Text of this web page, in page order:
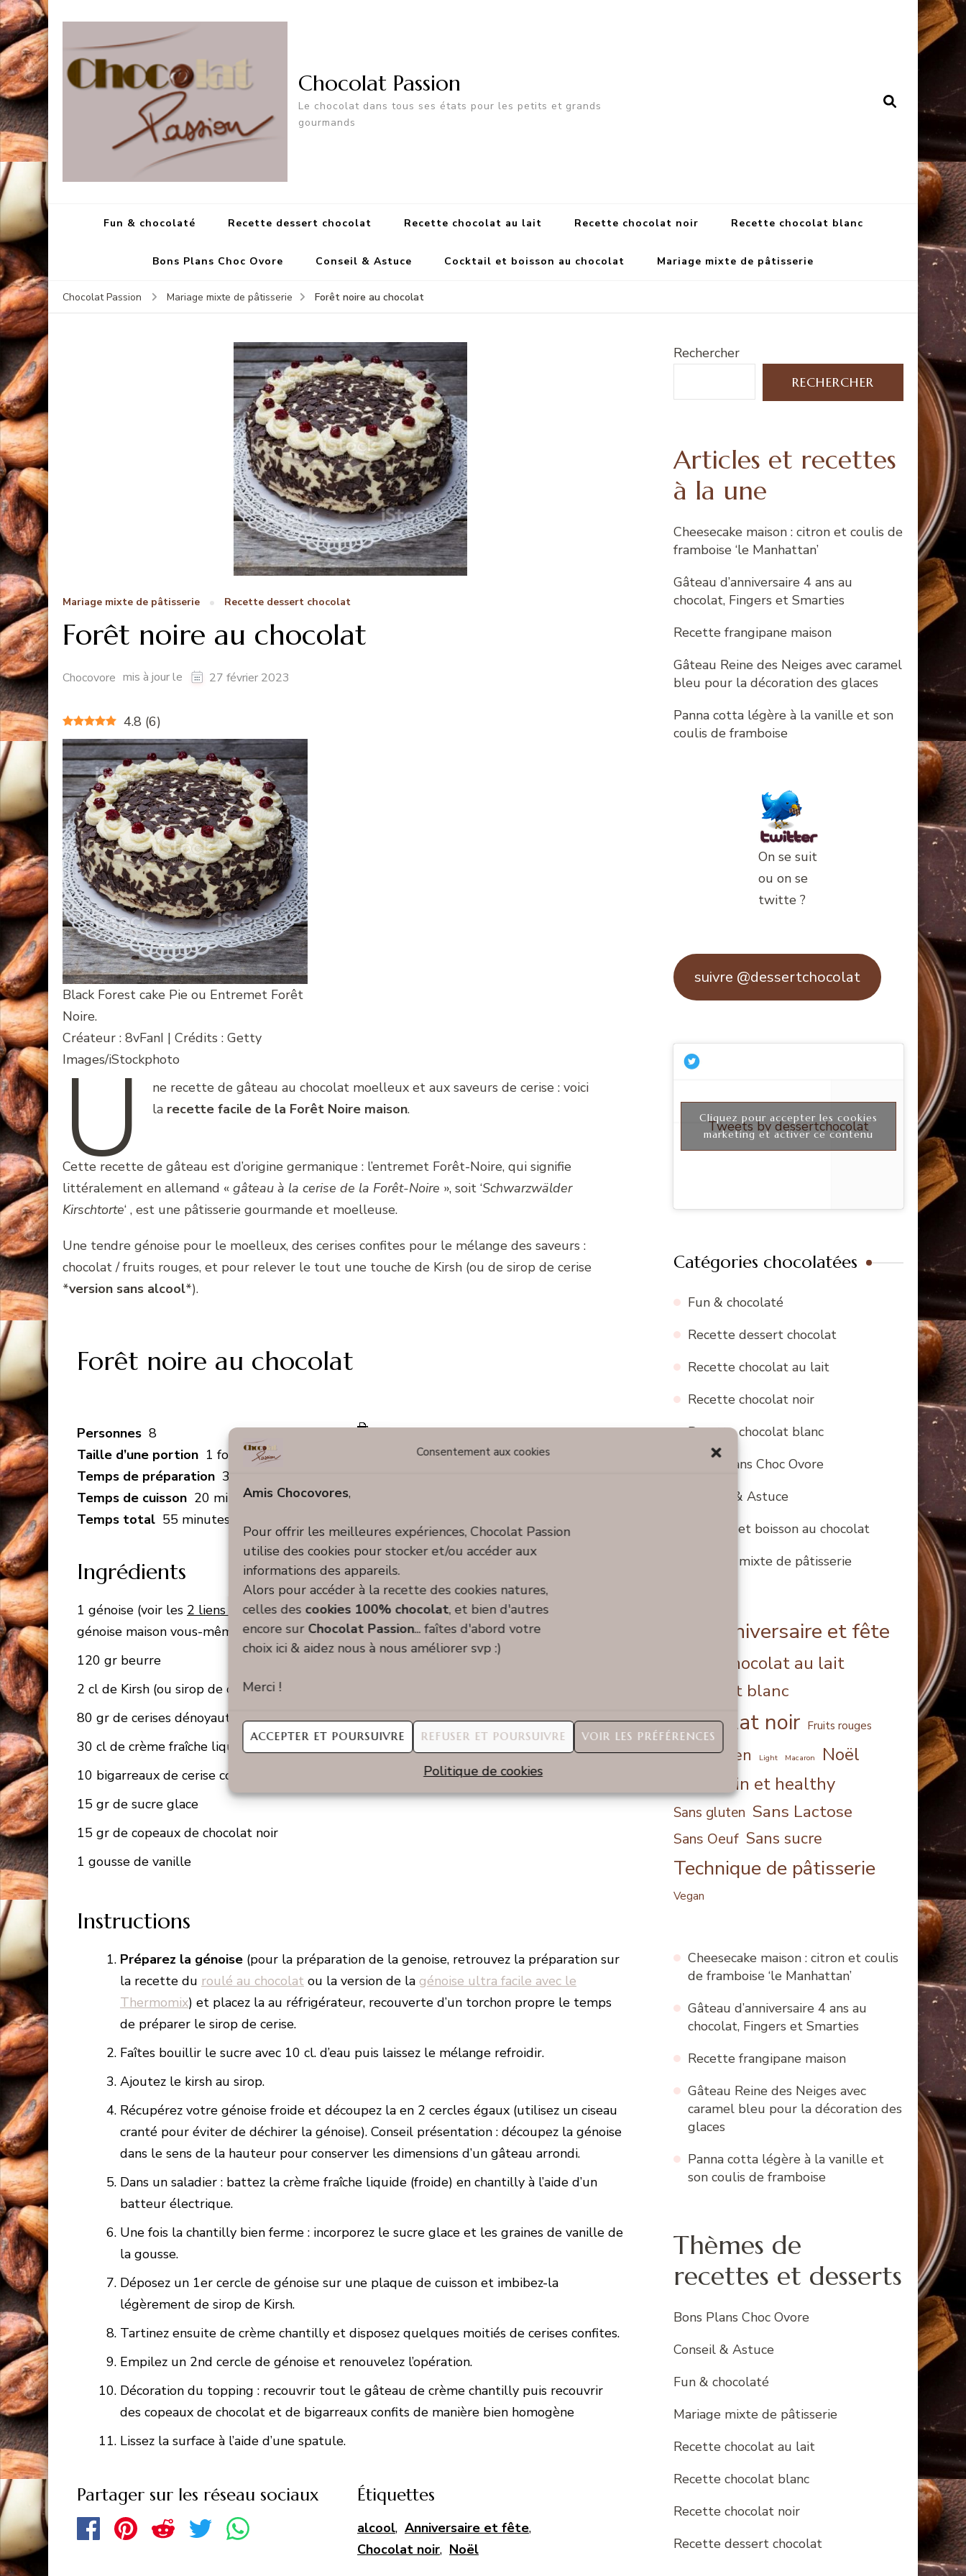
Consentement aux cookies
Amis Chocovores,
Pour offrir les meilleures expériences, Chocolat Passion
utilise des cookies pour stocker et/ou accéder aux
informations des appareils.
Alors pour accéder à la recette des cookies natures,
celles des cookies 100% chocolat, et bien d'autres
encore sur Chocolat Passion... faîtes d'abord votre
choix ici & aidez nous à nous améliorer svp :)
Merci !
ACCEPTER ET POURSUIVRE REFUSER ET POURSUIVRE VOIR LES PRÉFÉRENCES
Politique de cookies
Chocolat Passion
Le chocolat dans tous ses états pour les petits et grands
gourmands
Fun & chocolaté Recette dessert chocolat Recette chocolat au lait Recette chocolat noir Recette chocolat blanc
Bons Plans Choc Ovore Conseil & Astuce Cocktail et boisson au chocolat Mariage mixte de pâtisserie
Chocolat Passion Mariage mixte de pâtisserie Forêt noire au chocolat
Mariage mixte de pâtisserie Recette dessert chocolat
Forêt noire au chocolat
Chocovore mis à jour le 27 février 2023
4.8 (6)
Black Forest cake Pie ou Entremet Forêt
Noire.
Créateur : 8vFanI | Crédits : Getty
Images/iStockphoto
U
ne recette de gâteau au chocolat moelleux et aux saveurs de cerise : voici
la recette facile de la Forêt Noire maison.
Cette recette de gâteau est d’origine germanique : l’entremet Forêt-Noire, qui signifie
littéralement en allemand « gâteau à la cerise de la Forêt-Noire », soit ‘Schwarzwälder
Kirschtorte‘ , est une pâtisserie gourmande et moelleuse.
Une tendre génoise pour le moelleux, des cerises confites pour le mélange des saveurs :
chocolat / fruits rouges, et pour relever le tout une touche de Kirsh (ou de sirop de cerise
*version sans alcool*).
Forêt noire au chocolat
Personnes 8
Taille d’une portion 1 forêt noire
Temps de préparation 35 minutes
Temps de cuisson 20 minutes
Temps total 55 minutes
Ingrédients
1 génoise (voir les 2 liens dans les instructions de Chocolat Passionpour préparer votre
génoise maison vous-même)
120 gr beurre
2 cl de Kirsh (ou sirop de cerise)
80 gr de cerises dénoyautées
30 cl de crème fraîche liquide
10 bigarreaux de cerise confits
15 gr de sucre glace
15 gr de copeaux de chocolat noir
1 gousse de vanille
Instructions
Préparez la génoise (pour la préparation de la genoise, retrouvez la préparation sur
la recette du roulé au chocolat ou la version de la génoise ultra facile avec le
Thermomix) et placez la au réfrigérateur, recouverte d’un torchon propre le temps
de préparer le sirop de cerise.
Faîtes bouillir le sucre avec 10 cl. d’eau puis laissez le mélange refroidir.
Ajoutez le kirsh au sirop.
Récupérez votre génoise froide et découpez la en 2 cercles égaux (utilisez un ciseau
cranté pour éviter de déchirer la génoise). Conseil présentation : découpez la génoise
dans le sens de la hauteur pour conserver les dimensions d’un gâteau arrondi.
Dans un saladier : battez la crème fraîche liquide (froide) en chantilly à l’aide d’un
batteur électrique.
Une fois la chantilly bien ferme : incorporez le sucre glace et les graines de vanille de
la gousse.
Déposez un 1er cercle de génoise sur une plaque de cuisson et imbibez-la
légèrement de sirop de Kirsh.
Tartinez ensuite de crème chantilly et disposez quelques moitiés de cerises confites.
Empilez un 2nd cercle de génoise et renouvelez l’opération.
Décoration du topping : recouvrir tout le gâteau de crème chantilly puis recouvrir
des copeaux de chocolat et de bigarreaux confits de manière bien homogène
Lissez la surface à l’aide d’une spatule.
Partager sur les réseau sociaux Étiquettes
alcool, Anniversaire et fête,
Chocolat noir, Noël
Rechercher
RECHERCHER
Articles et recettes
à la une
Cheesecake maison : citron et coulis de
framboise ‘le Manhattan’
Gâteau d’anniversaire 4 ans au
chocolat, Fingers et Smarties
Recette frangipane maison
Gâteau Reine des Neiges avec caramel
bleu pour la décoration des glaces
Panna cotta légère à la vanille et son
coulis de framboise
On se suit
ou on se
twitte ?
suivre @dessertchocolat
Tweets by dessertchocolat
Cliquez pour accepter les cookies
marketing et activer ce contenu
Catégories chocolatées
Fun & chocolaté
Recette dessert chocolat
Recette chocolat au lait
Recette chocolat noir
Recette chocolat blanc
Bons Plans Choc Ovore
Conseil & Astuce
Cocktail et boisson au chocolat
Mariage mixte de pâtisserie
Anniversaire et fête
Chocolat au lait
Chocolat blanc
Chocolat noir Fruits rouges
Halloween Light Macaron Noël
Sain et healthy
Sans gluten Sans Lactose
Sans Oeuf Sans sucre
Technique de pâtisserie
Vegan
Cheesecake maison : citron et coulis
de framboise ‘le Manhattan’
Gâteau d’anniversaire 4 ans au
chocolat, Fingers et Smarties
Recette frangipane maison
Gâteau Reine des Neiges avec
caramel bleu pour la décoration des
glaces
Panna cotta légère à la vanille et
son coulis de framboise
Thèmes de
recettes et desserts
Bons Plans Choc Ovore
Conseil & Astuce
Fun & chocolaté
Mariage mixte de pâtisserie
Recette chocolat au lait
Recette chocolat blanc
Recette chocolat noir
Recette dessert chocolat